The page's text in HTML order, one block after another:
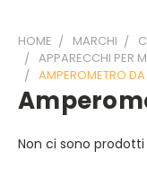
HOME MARCHI
APPARECCHI PER
AMPEROMETRO
Non ci sono